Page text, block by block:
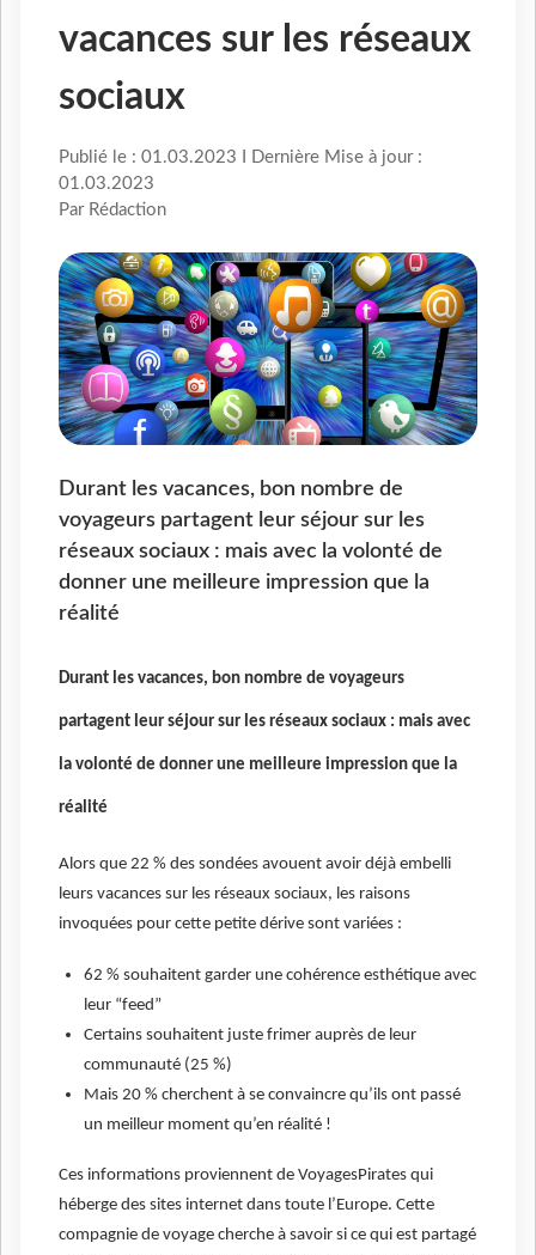
vacances sur les réseaux
sociaux
Publié le : 01.03.2023 I Dernière Mise à jour :
01.03.2023
Par Rédaction
Durant les vacances, bon nombre de
voyageurs partagent leur séjour sur les
réseaux sociaux : mais avec la volonté de
donner une meilleure impression que la
réalité
Durant les vacances, bon nombre de voyageurs
partagent leur séjour sur les réseaux sociaux : mais avec
la volonté de donner une meilleure impression que la
réalité
Alors que 22 % des sondées avouent avoir déjà embelli
leurs vacances sur les réseaux sociaux, les raisons
invoquées pour cette petite dérive sont variées :
62 % souhaitent garder une cohérence esthétique avec
leur “feed”
Certains souhaitent juste frimer auprès de leur
communauté (25 %)
Mais 20 % cherchent à se convaincre qu’ils ont passé
un meilleur moment qu’en réalité !
Ces informations proviennent de VoyagesPirates qui
héberge des sites internet dans toute l’Europe. Cette
compagnie de voyage cherche à savoir si ce qui est partagé